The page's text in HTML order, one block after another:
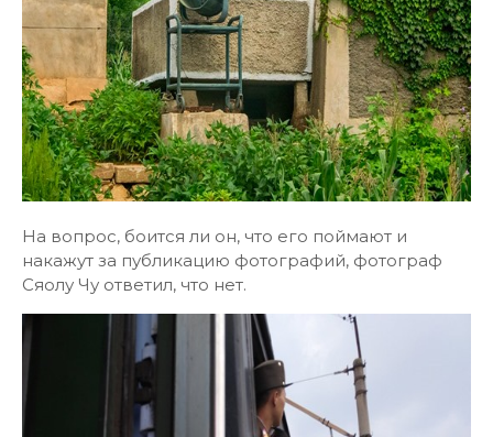
На вопрос, боится ли он, что его поймают и
накажут за публикацию фотографий, фотограф
Сяолу Чу ответил, что нет.